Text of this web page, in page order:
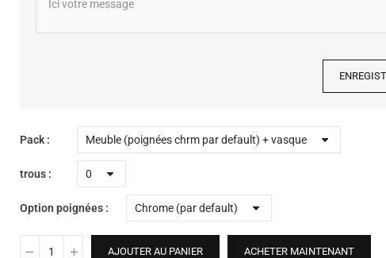
Pack
trous
Option poignées
AJOUTER AU PANIER ACHETER MAINTENANT